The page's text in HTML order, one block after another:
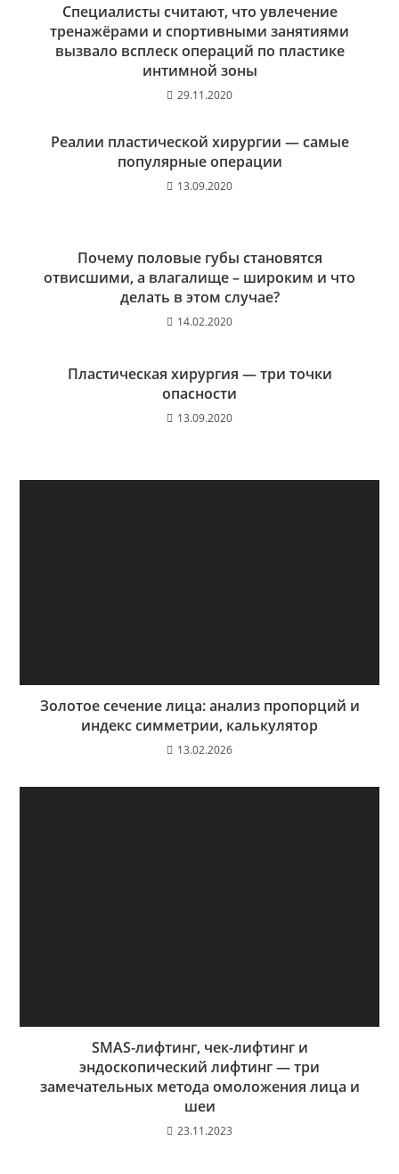
Специалисты считают, что увлечение
тренажёрами и спортивными занятиями
вызвало всплеск операций по пластике
интимной зоны
29.11.2020
Реалии пластической хирургии — самые
популярные операции
13.09.2020
Почему половые губы становятся
отвисшими, а влагалище – широким и что
делать в этом случае?
14.02.2020
Пластическая хирургия — три точки
опасности
13.09.2020
Золотое сечение лица: анализ пропорций и
индекс симметрии, калькулятор
13.02.2026
SMAS-лифтинг, чек-лифтинг и
эндоскопический лифтинг — три
замечательных метода омоложения лица и
шеи
23.11.2023